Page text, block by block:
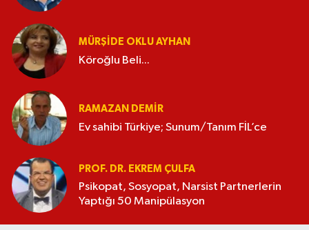
MÜRŞIDE OKLU AYHAN
Köroğlu Beli...
RAMAZAN DEMİR
Ev sahibi Türkiye; Sunum/Tanım FİL’ce
PROF. DR. EKREM ÇULFA
Psikopat, Sosyopat, Narsist Partnerlerin
Yaptığı 50 Manipülasyon